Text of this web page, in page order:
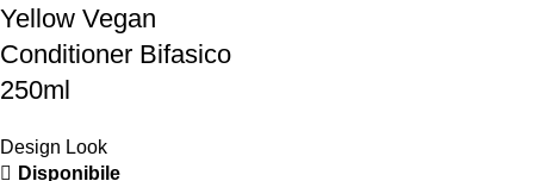
Yellow Vegan
Conditioner Bifasico
250ml
Design Look
Disponibile